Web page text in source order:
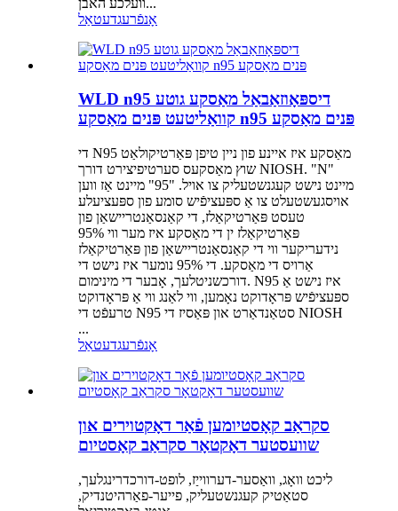
אָנפֿרעגדעטאַל
WLD n95 דיספּאָוזאַבאַל מאַסקע גוטע
קוואַליטעט פּנים מאַסקע n95 פּנים מאַסקע
די N95 מאַסקע איז איינע פון ניין טיפן פּאַרטיקולאַט
שוץ מאַסקעס סערטיפיצירט דורך NIOSH. "N"
מיינט נישט קעגנשטעליק צו אויל. "95" מיינט אַז ווען
אויסגעשטעלט צו אַ ספּעציפֿיש סומע פון ספּעציעלע
טעסט פּאַרטיקאַלז, די קאַנסאַנטריישאַן פון
פּאַרטיקאַלז ין די מאַסקע איז מער ווי 95%
נידעריקער ווי די קאַנסאַנטריישאַן פון פּאַרטיקאַלז
אַרויס די מאַסקע. די 95% נומער איז נישט די
דורכשניטלעך, אָבער די מינימום. N95 איז נישט אַ
ספּעציפֿיש פּראָדוקט נאָמען, ווי לאַנג ווי אַ פּראָדוקט
טרעפֿט די N95 סטאַנדאַרט און פּאַסיז די NIOSH
...
אָנפֿרעגדעטאַל
סקראַב קאָסטיומען פֿאַר דאָקטוירים און
שוועסטער דאָקטאָר סקראַב קאָסטיום
ליכט וואָג, וואַסער-דערווייַז, לופט-דורכדרינגלעך,
סטאַטיק קעגנשטעליק, פייער-פאַרהיטנדיק,